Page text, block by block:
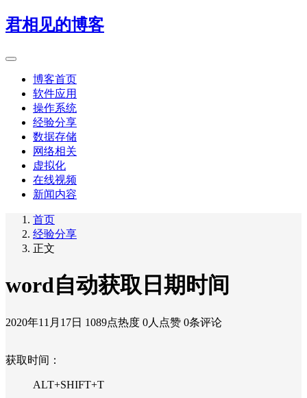
君相见的博客
博客首页
软件应用
操作系统
经验分享
数据存储
网络相关
虚拟化
在线视频
新闻内容
首页
经验分享
正文
word自动获取日期时间
2020年11月17日 1089点热度 0人点赞 0条评论
获取时间：
ALT+SHIFT+T